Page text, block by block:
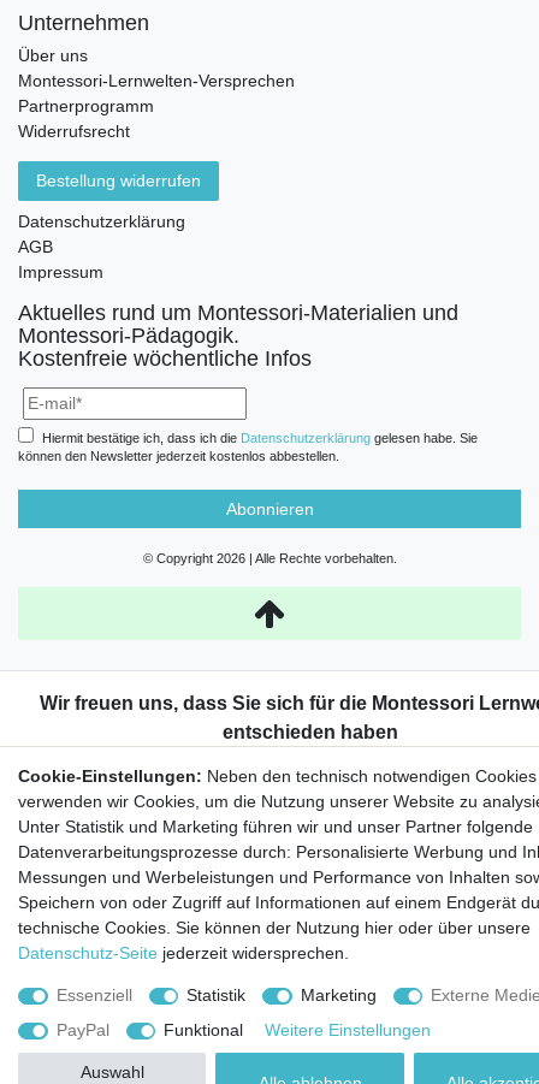
Unternehmen
Über uns
Montessori-Lernwelten-Versprechen
Partnerprogramm
Widerrufsrecht
Bestellung widerrufen
Datenschutzerklärung
AGB
Impressum
Aktuelles rund um Montessori-Materialien und
Montessori-Pädagogik.
Kostenfreie wöchentliche Infos
Hiermit bestätige ich, dass ich die Daten­schutz­erklärunggelesen habe. Sie
können den Newsletter jederzeit kostenlos abbestellen.
Abonnieren
© Copyright 2026 | Alle Rechte vorbehalten.
Cookie-Einstellungen: Neben den technisch notwendigen Cookies
verwenden wir Cookies, um die Nutzung unserer Website zu
Unter Statistik und Marketing führen wir und unser Partner folgende
Datenverarbeitungsprozesse durch: Personalisierte Werbung und
Messungen und Werbeleistungen und Performance von Inhalten
Speichern von oder Zugriff auf Informationen auf einem Endgerät
technische Cookies. Sie können der Nutzung hier oder über unsere
Datenschutz-Seite jederzeit widersprechen.
Essenziell Statistik Marketing
Externe
PayPal
Funktional Weitere Einstellungen
Auswahl